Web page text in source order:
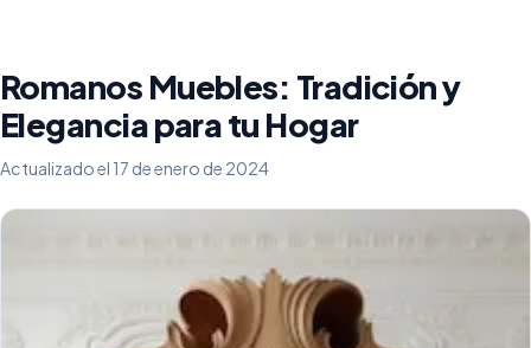
Romanos Muebles: Tradición y
Elegancia para tu Hogar
Actualizado el 17 de enero de 2024